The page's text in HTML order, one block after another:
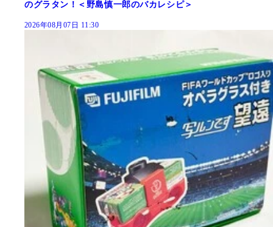
のグラタン！＜野島慎一郎のバカレシピ＞
2026年08月07日 11:30